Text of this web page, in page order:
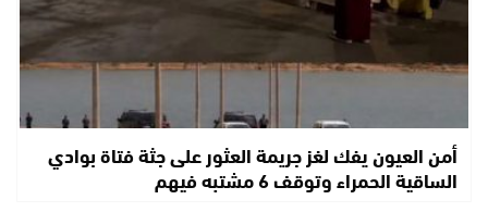
أمن العيون يفك لغز جريمة العثور على جثة فتاة بوادي
الساقية الحمراء وتوقف 6 مشتبه فيهم